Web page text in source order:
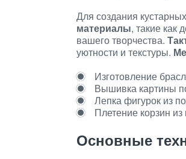
Для создания
материалы, такие как
вашего творчества.
уютности и текстуры.
Изготовление
Вышивка картины
Лепка фигурок из
Плетение корзин из
Основные